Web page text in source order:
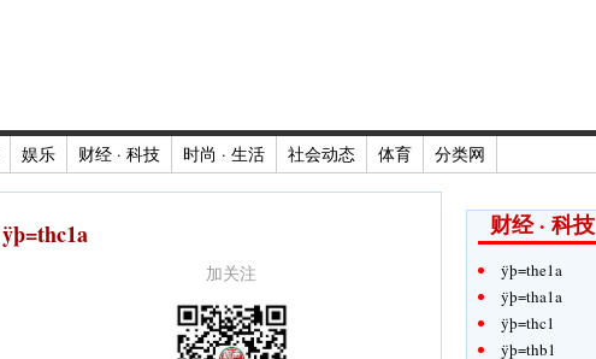
娱乐 财经 · 科技 时尚 · 生活 社会动态 体育 分类网
ÿþ=thc1a
加关注
财经 · 科技
ÿþ=the1a
ÿþ=tha1a
ÿþ=thc1
ÿþ=thb1